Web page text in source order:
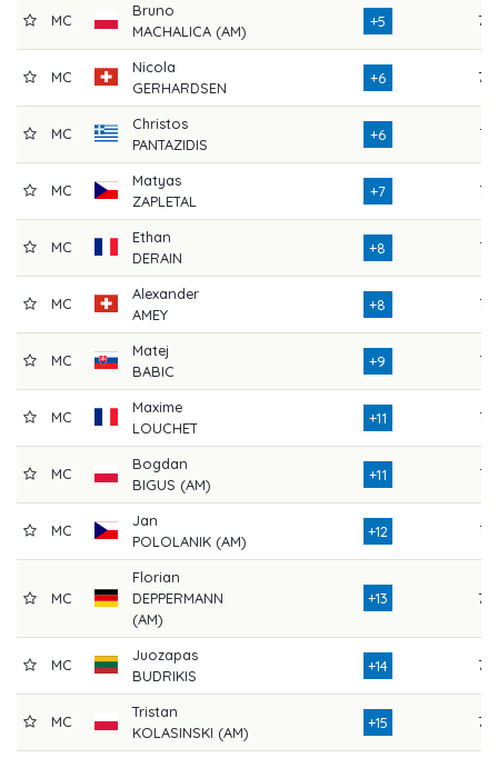
MC
Bruno
MACHALICA (AM)
+5 70
MC
Nicola
GERHARDSEN
+6 70
MC
Christos
PANTAZIDIS
+6 73
MC
Matyas
ZAPLETAL
+7 72
MC
Ethan
DERAIN
+8 76
MC
Alexander
AMEY
+8 73
MC
Matej
BABIC
+9 75
MC
Maxime
LOUCHET
+11 73
MC
Bogdan
BIGUS (AM)
+11 72
MC
Jan
POLOLANIK (AM)
+12 77
MC
Florian
DEPPERMANN
(AM)
+13 78
MC
Juozapas
BUDRIKIS
+14 78
MC
Tristan
KOLASINSKI (AM)
+15 78